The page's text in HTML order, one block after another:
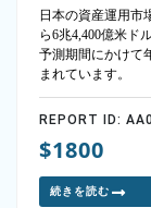
日本の資産運用市
ら6兆4,400億米ド
予測期間にかけて
まれています。
REPORT ID:
$1800
続きを読む